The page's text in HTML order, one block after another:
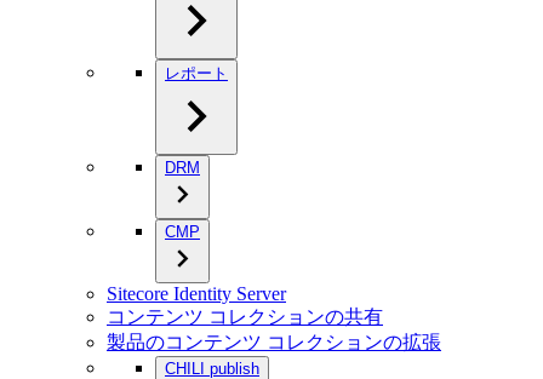
レポート
DRM
CMP
Sitecore Identity Server
コンテンツ コレクションの共有
製品のコンテンツ コレクションの拡張
CHILI publish